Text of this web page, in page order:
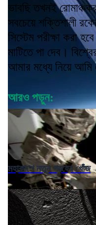
ভাবছি তখনই
সবচেয়ে শক্তিশালী
সিস্টেম পরীক্ষা করা
মাটিতে পা দেব।
আমার মধ্যে নিয়ে
আরও পড়ুন:
মহাকাশে নতুন গ্রহের খোঁজ